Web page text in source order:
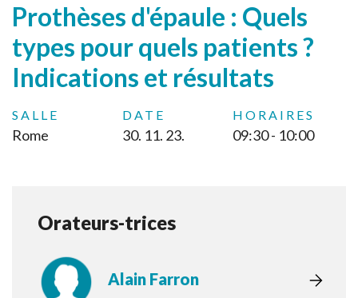
Prothèses d'épaule : Quels
types pour quels patients ?
Indications et résultats
SALLE
Rome
DATE
30. 11. 23.
HORAIRES
09:30 - 10:00
Orateurs-trices
Alain Farron